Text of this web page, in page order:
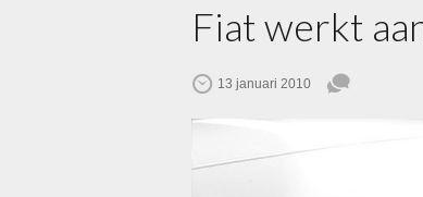
Fiat werkt
13 januari 2010